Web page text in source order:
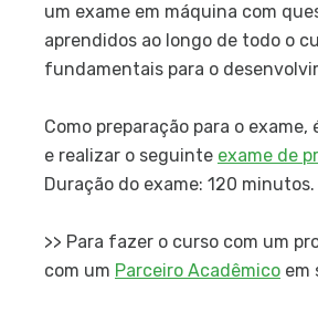
um exame em máquina com
aprendidos ao longo de todo o
fundamentais para o
Como preparação para o
e realizar o seguinte exame de
Duração do exame: 120 minutos.
>> Para fazer o curso com um
com um Parceiro Acadêmico em